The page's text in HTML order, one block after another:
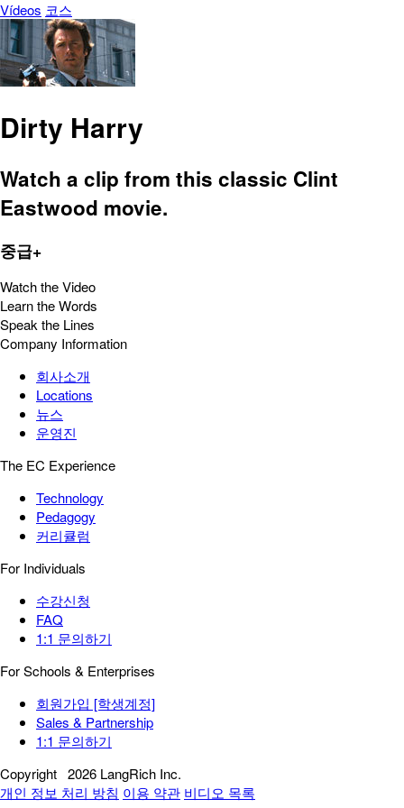
Vídeos 코스
Dirty Harry
Watch a clip from this classic Clint
Eastwood movie.
중급+
Watch the Video
Learn the Words
Speak the Lines
Company Information
회사소개
Locations
뉴스
운영진
The EC Experience
Technology
Pedagogy
커리큘럼
For Individuals
수강신청
FAQ
1:1 문의하기
For Schools & Enterprises
회원가입 [학생계정]
Sales & Partnership
1:1 문의하기
Copyright 2026 LangRich Inc.
개인 정보 처리 방침 이용 약관 비디오 목록